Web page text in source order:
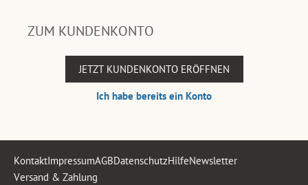
ZUM KUNDENKONTO
JETZT KUNDENKONTO ERÖFFNEN
Ich habe bereits ein Konto
KontaktImpressumAGBDatenschutzHilfeNewsletter
Versand & Zahlung